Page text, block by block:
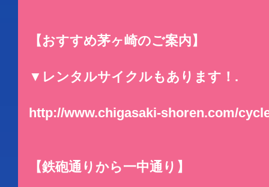
【おすすめ茅ヶ崎のご案内】
▼レンタルサイクルもあります！.
http://www.chigasaki-shoren.com/
【鉄砲通りから一中通り】